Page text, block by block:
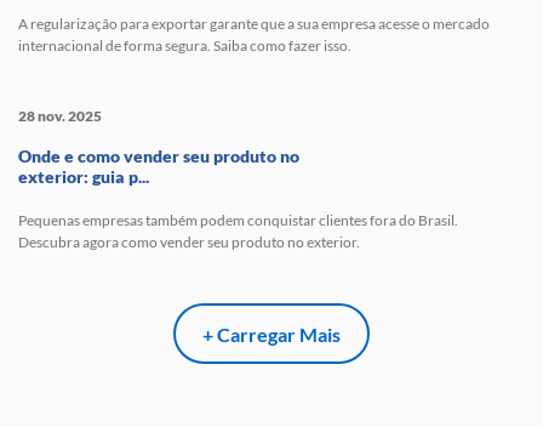
A regularização para exportar garante que a sua empresa acesse o mercado
internacional de forma segura. Saiba como fazer isso.
28 nov. 2025
Onde e como vender seu produto no
exterior: guia p...
Pequenas empresas também podem conquistar clientes fora do Brasil.
Descubra agora como vender seu produto no exterior.
+ Carregar Mais